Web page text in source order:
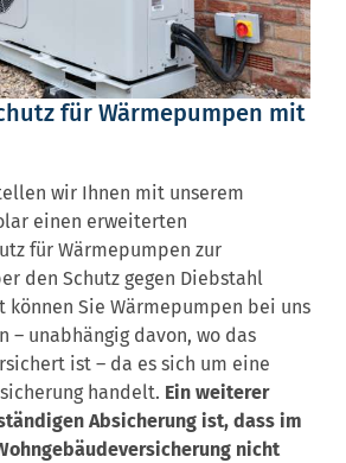
für Wärmepumpen mit
wir Ihnen mit unserem
einen erweiterten
für Wärmepumpen zur
den Schutz gegen Diebstahl
können Sie Wärmepumpen bei uns
– unabhängig davon, wo das
ist – da es sich um eine
handelt. Ein weiterer
Absicherung ist, dass im
nicht